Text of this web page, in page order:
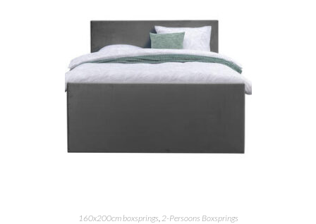
160x200cm boxsprings,2-Persoons Boxsprings